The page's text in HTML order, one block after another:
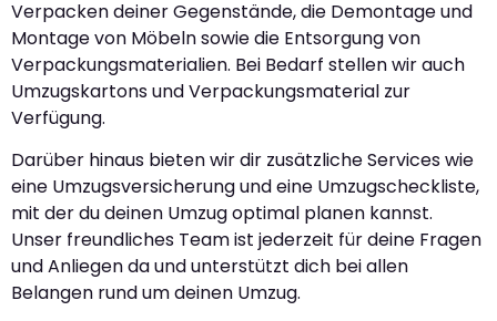
Verpacken deiner Gegenstände, die Demontage und
Montage von Möbeln sowie die Entsorgung von
Verpackungsmaterialien. Bei Bedarf stellen wir auch
Umzugskartons und Verpackungsmaterial zur
Verfügung.
Darüber hinaus bieten wir dir zusätzliche Services wie
eine Umzugsversicherung und eine Umzugscheckliste,
mit der du deinen Umzug optimal planen kannst.
Unser freundliches Team ist jederzeit für deine Fragen
und Anliegen da und unterstützt dich bei allen
Belangen rund um deinen Umzug.